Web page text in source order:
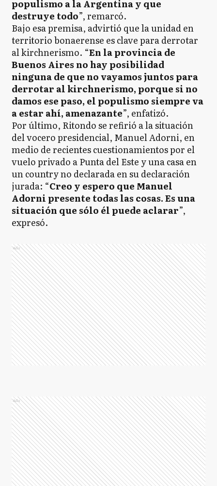
populismo a la Argentina y que
destruye todo”, remarcó.
Bajo esa premisa, advirtió que la unidad en
territorio bonaerense es clave para derrotar
al kirchnerismo. “En la provincia de
Buenos Aires no hay posibilidad
ninguna de que no vayamos juntos para
derrotar al kirchnerismo, porque si no
damos ese paso, el populismo siempre va
a estar ahí, amenazante”, enfatizó.
Por último, Ritondo se refirió a la situación
del vocero presidencial, Manuel Adorni, en
medio de recientes cuestionamientos por el
vuelo privado a Punta del Este y una casa en
un country no declarada en su declaración
jurada: “Creo y espero que Manuel
Adorni presente todas las cosas. Es una
situación que sólo él puede aclarar”,
expresó.
Ads
Ads